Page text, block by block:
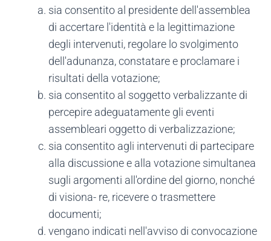
sia consentito al presidente dell'assemblea
di accertare l'identità e la legittimazione
degli intervenuti, regolare lo svolgimento
dell'adunanza, constatare e proclamare i
risultati della votazione;
sia consentito al soggetto verbalizzante di
percepire adeguatamente gli eventi
assembleari oggetto di verbalizzazione;
sia consentito agli intervenuti di partecipare
alla discussione e alla votazione simultanea
sugli argomenti all'ordine del giorno, nonché
di visiona- re, ricevere o trasmettere
documenti;
vengano indicati nell'avviso di convocazione